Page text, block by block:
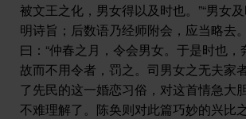
被文王之化，男女得以及时也。”“男女
明诗旨；后数语乃经师附会，应当略去
曰：“仲春之月，令会男女。于是时也
故而不用令者，罚之。司男女之无夫家
了先民的这一婚恋习俗，对这首情急大
不难理解了。陈奂则对此篇巧妙的兴比